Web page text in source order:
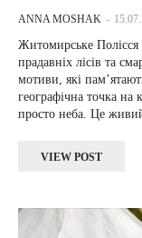
ANNA MOSHAK -
Житомирське
прадавніх лісів та
мотиви, які
географічна точка на
просто неба. Це живий
VIEW POST